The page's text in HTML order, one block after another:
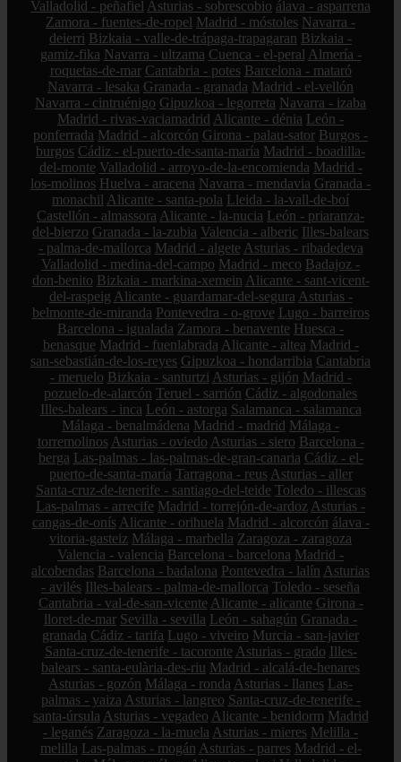
Valladolid - peñafiel Asturias - sobrescobio álava - asparrena
Zamora - fuentes-de-ropel Madrid - móstoles Navarra -
deierri Bizkaia - valle-de-trápaga-trapagaran Bizkaia -
gamiz-fika Navarra - ultzama Cuenca - el-peral Almería -
roquetas-de-mar Cantabria - potes Barcelona - mataró
Navarra - lesaka Granada - granada Madrid - el-vellón
Navarra - cintruénigo Gipuzkoa - legorreta Navarra - izaba
Madrid - rivas-vaciamadrid Alicante - dénia León -
ponferrada Madrid - alcorcón Girona - palau-sator Burgos -
burgos Cádiz - el-puerto-de-santa-maría Madrid - boadilla-
del-monte Valladolid - arroyo-de-la-encomienda Madrid -
los-molinos Huelva - aracena Navarra - mendavia Granada -
monachil Alicante - santa-pola Lleida - la-vall-de-boí
Castellón - almassora Alicante - la-nucia León - priaranza-
del-bierzo Granada - la-zubia Valencia - alberic Illes-balears
- palma-de-mallorca Madrid - algete Asturias - ribadedeva
Valladolid - medina-del-campo Madrid - meco Badajoz -
don-benito Bizkaia - markina-xemein Alicante - sant-vicent-
del-raspeig Alicante - guardamar-del-segura Asturias -
belmonte-de-miranda Pontevedra - o-grove Lugo - barreiros
Barcelona - igualada Zamora - benavente Huesca -
benasque Madrid - fuenlabrada Alicante - altea Madrid -
san-sebastián-de-los-reyes Gipuzkoa - hondarribia Cantabria
- meruelo Bizkaia - santurtzi Asturias - gijón Madrid -
pozuelo-de-alarcón Teruel - sarrión Cádiz - algodonales
Illes-balears - inca León - astorga Salamanca - salamanca
Málaga - benalmádena Madrid - madrid Málaga -
torremolinos Asturias - oviedo Asturias - siero Barcelona -
berga Las-palmas - las-palmas-de-gran-canaria Cádiz - el-
puerto-de-santa-maría Tarragona - reus Asturias - aller
Santa-cruz-de-tenerife - santiago-del-teide Toledo - illescas
Las-palmas - arrecife Madrid - torrejón-de-ardoz Asturias -
cangas-de-onís Alicante - orihuela Madrid - alcorcón álava -
vitoria-gasteiz Málaga - marbella Zaragoza - zaragoza
Valencia - valencia Barcelona - barcelona Madrid -
alcobendas Barcelona - badalona Pontevedra - lalín Asturias
- avilés Illes-balears - palma-de-mallorca Toledo - seseña
Cantabria - val-de-san-vicente Alicante - alicante Girona -
lloret-de-mar Sevilla - sevilla León - sahagún Granada -
granada Cádiz - tarifa Lugo - viveiro Murcia - san-javier
Santa-cruz-de-tenerife - tacoronte Asturias - grado Illes-
balears - santa-eulària-des-riu Madrid - alcalá-de-henares
Asturias - gozón Málaga - ronda Asturias - llanes Las-
palmas - yaiza Asturias - langreo Santa-cruz-de-tenerife -
santa-úrsula Asturias - vegadeo Alicante - benidorm Madrid
- leganés Zaragoza - la-muela Asturias - mieres Melilla -
melilla Las-palmas - mogán Asturias - parres Madrid - el-